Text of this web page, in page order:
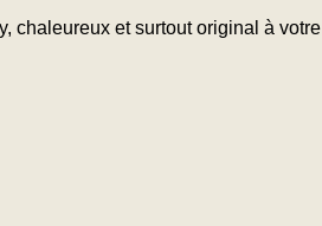
chaleureux et surtout original à votre